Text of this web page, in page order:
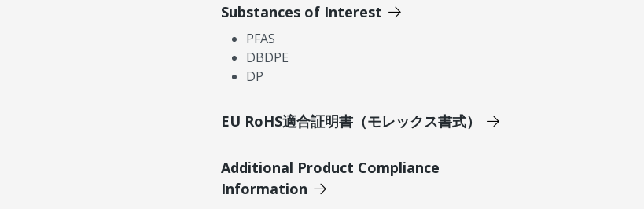
Substances of Interest
PFAS
DBDPE
DP
EU RoHS適合証明書（モレックス書式）
Additional Product Compliance
Information